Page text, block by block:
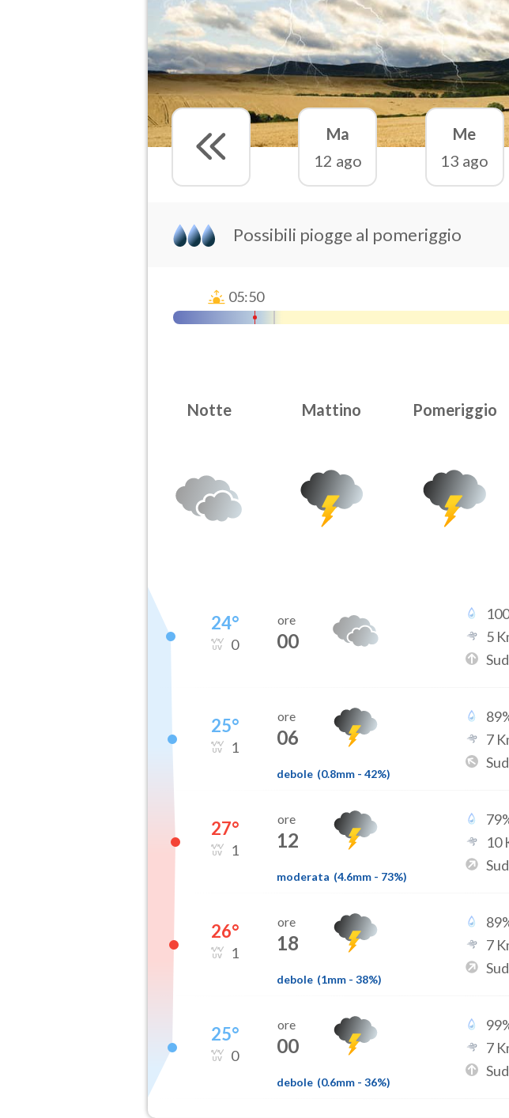
Ma
12 ago
Me
13 ago
Possibili piogge al pomeriggio
05:50
Notte Mattino Pomeriggio
24°
0
ore
00
5
Sud
25°
1
ore
06
debole (0.8mm - 42%)
89
7
27°
1
ore
12
moderata (4.6mm - 73%)
79
10
26°
1
ore
18
debole (1mm - 38%)
89
7
25°
0
ore
00
debole (0.6mm - 36%)
99
7
Sud